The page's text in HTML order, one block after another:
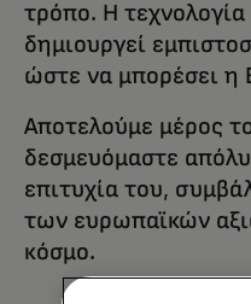
τρόπο. Η
δημιουργεί
ώστε να μπορέσει η
Αποτελούμε μέρος
δεσμευόμαστε
επιτυχία του,
των ευρωπαϊκών
κόσμο.